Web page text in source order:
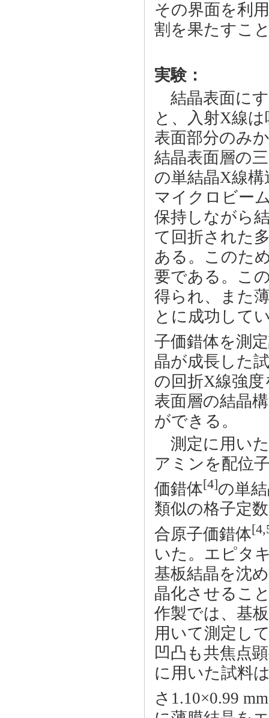
その界面を利
割を果たすこ
実験：
結晶表面に
と、入射X線
表面部分のみ
結晶表面層の
の単結晶X線
マイクロビー
保持しながら
て回折された
ある。このた
要である。こ
得られ、また
とに成功して
子価錯体を測
晶が成長した
の回折X線強
表面層の結晶
ができる。
測定に用い
アミンを配位
価錯体[4]の単
類似の格子定
合原子価錯体
いた。エピタ
基板結晶を沈
晶化させるこ
作製では、基
用いて測定し
凹凸も共焦点
に用いた試料
さ1.10×0.99 mm